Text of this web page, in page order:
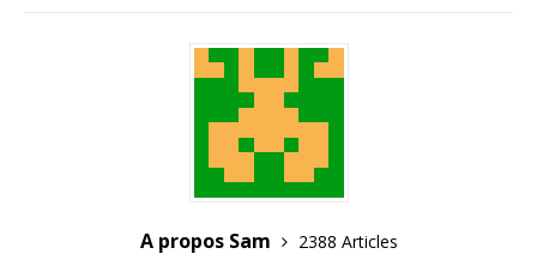
A propos Sam
2388 Articles